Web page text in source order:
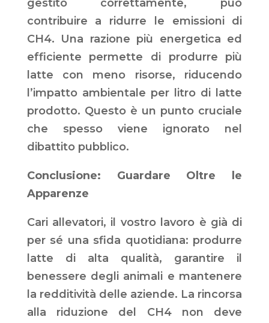
gestito correttamente, può
contribuire a ridurre le emissioni di
CH4. Una razione più energetica ed
efficiente permette di produrre più
latte con meno risorse, riducendo
l’impatto ambientale per litro di latte
prodotto. Questo è un punto cruciale
che spesso viene ignorato nel
dibattito pubblico.
Conclusione: Guardare Oltre le
Apparenze
Cari allevatori, il vostro lavoro è già di
per sé una sfida quotidiana: produrre
latte di alta qualità, garantire il
benessere degli animali e mantenere
la redditività delle aziende. La rincorsa
alla riduzione del CH4 non deve